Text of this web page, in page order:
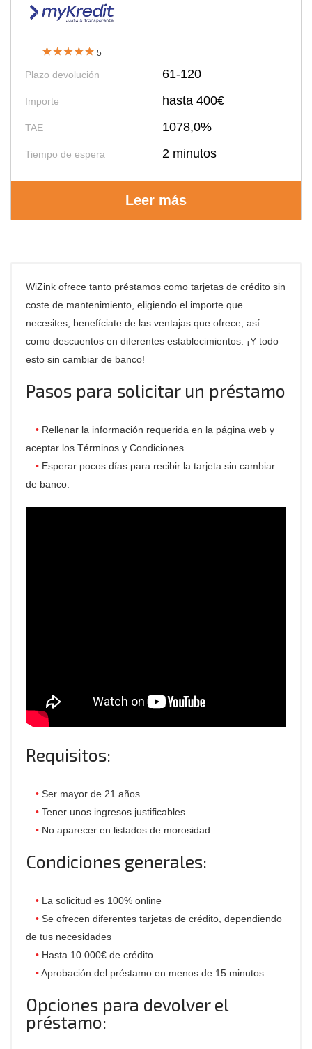
5
Plazo devolución 61-120
Importe hasta 400€
TAE 1078,0%
Tiempo de espera 2 minutos
Leer más
WiZink ofrece tanto préstamos como tarjetas de crédito sin
coste de mantenimiento, eligiendo el importe que
necesites, benefíciate de las ventajas que ofrece, así
como descuentos en diferentes establecimientos. ¡Y todo
esto sin cambiar de banco!
Pasos para solicitar un préstamo
Rellenar la información requerida en la página web y
aceptar los Términos y Condiciones
Esperar pocos días para recibir la tarjeta sin cambiar
de banco.
Requisitos:
Ser mayor de 21 años
Tener unos ingresos justificables
No aparecer en listados de morosidad
Condiciones generales:
La solicitud es 100% online
Se ofrecen diferentes tarjetas de crédito, dependiendo
de tus necesidades
Hasta 10.000€ de crédito
Aprobación del préstamo en menos de 15 minutos
Opciones para devolver el
préstamo: